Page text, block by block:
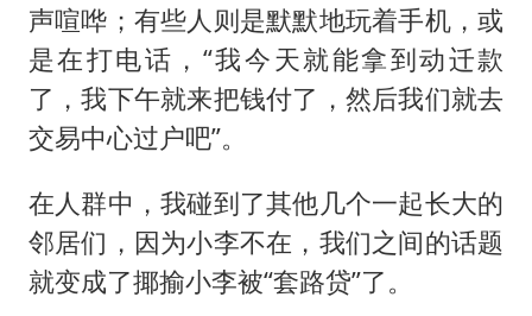
声喧哗；有些人则是默默地玩着手机，或
是在打电话，“我今天就能拿到动迁款
了，我下午就来把钱付了，然后我们就去
交易中心过户吧”。
在人群中，我碰到了其他几个一起长大的
邻居们，因为小李不在，我们之间的话题
就变成了揶揄小李被“套路贷”了。